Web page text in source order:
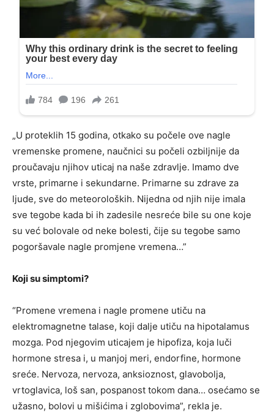
„U proteklih 15 godina, otkako su počele ove nagle
vremenske promene, naučnici su počeli ozbiljnije da
proučavaju njihov uticaj na naše zdravlje. Imamo dve
vrste, primarne i sekundarne. Primarne su zdrave za
ljude, sve do meteoroloških. Nijedna od njih nije imala
sve tegobe kada bi ih zadesile nesreće bile su one koje
su već bolovale od neke bolesti, čije su tegobe samo
pogoršavale nagle promjene vremena…”
Koji su simptomi?
“Promene vremena i nagle promene utiču na
elektromagnetne talase, koji dalje utiču na hipotalamus
mozga. Pod njegovim uticajem je hipofiza, koja luči
hormone stresa i, u manjoj meri, endorfine, hormone
sreće. Nervoza, nervoza, anksioznost, glavobolja,
vrtoglavica, loš san, pospanost tokom dana… osećamo se
užasno, bolovi u mišićima i zglobovima”, rekla je.